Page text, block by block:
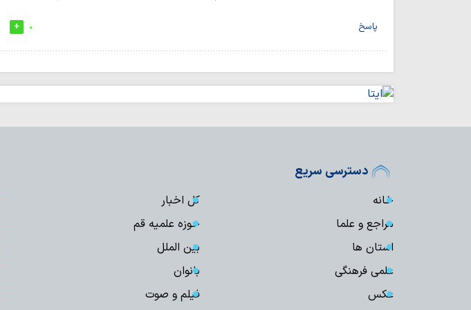
پاسخ 0
دسترسی سریع
خانه
کل اخبار
مراجع و علما
حوزه علمیه قم
استان ها
بین الملل
علمی فرهنگی
بانوان
عکس
فیلم و صوت